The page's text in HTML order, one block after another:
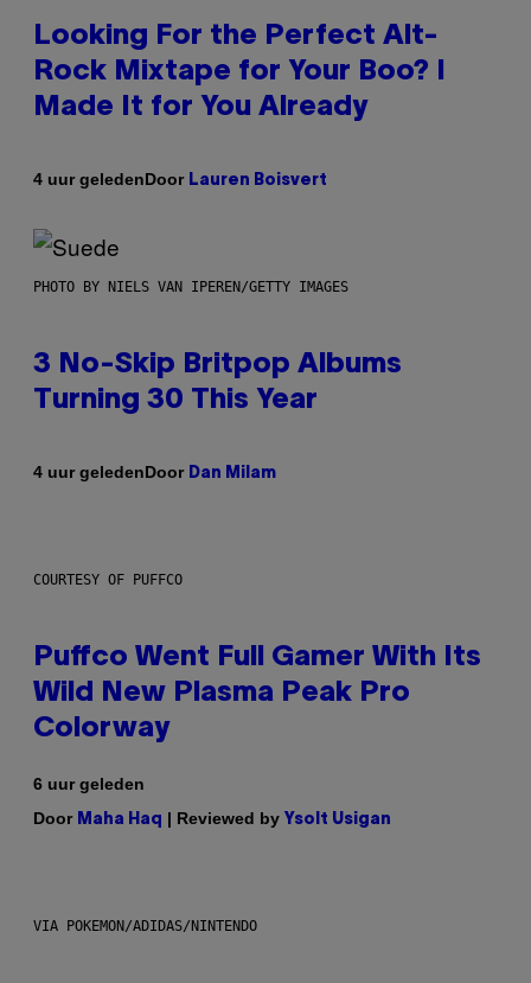
Looking For the Perfect Alt-
Rock Mixtape for Your Boo? I
Made It for You Already
4 uur geledenDoor Lauren Boisvert
PHOTO BY NIELS VAN IPEREN/GETTY IMAGES
3 No-Skip Britpop Albums
Turning 30 This Year
4 uur geledenDoor Dan Milam
COURTESY OF PUFFCO
Puffco Went Full Gamer With Its
Wild New Plasma Peak Pro
Colorway
6 uur geleden
Door Maha Haq | Reviewed by Ysolt Usigan
VIA POKEMON/ADIDAS/NINTENDO